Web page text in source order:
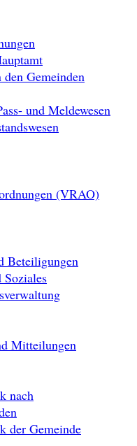
Gemeinden
und Meldewesen
(VRAO)
Beteiligungen
Soziales
Mitteilungen
nach
der Gemeinde